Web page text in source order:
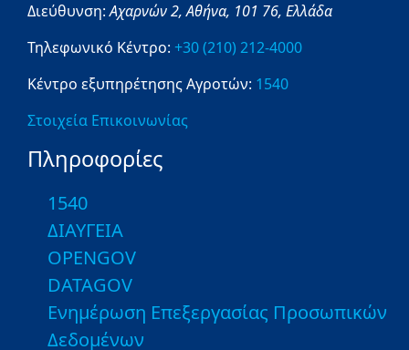
Διεύθυνση:Αχαρνών 2,Αθήνα, 101 76, Ελλάδα
Τηλεφωνικό Κέντρο: +30 (210) 212-4000
Κέντρο εξυπηρέτησης Αγροτών: 1540
Στοιχεία Επικοινωνίας
Πληροφορίες
1540
ΔΙΑΥΓΕΙΑ
OPENGOV
DATAGOV
Ενημέρωση Επεξεργασίας Προσωπικών
Δεδομένων